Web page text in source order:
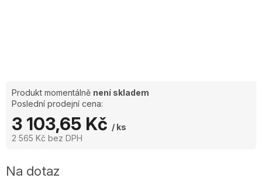
Produkt momentálně není skladem
Poslední prodejní cena:
3 103,65 Kč / ks
2 565 Kč bez DPH
Na dotaz